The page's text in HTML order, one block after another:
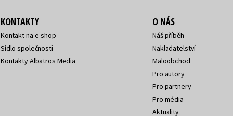
KONTAKTY
Kontakt na e-shop
Sídlo společnosti
Kontakty Albatros Media
O NÁS
Náš příběh
Nakladatelství
Maloobchod
Pro autory
Pro partnery
Pro média
Aktuality